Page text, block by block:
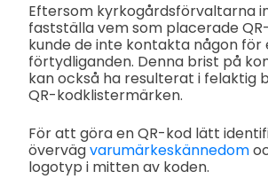
Eftersom kyrkogårdsförvaltarna
fastställa vem som placerade
kunde de inte kontakta någon för
förtydliganden. Denna brist på
kan också ha resulterat i felaktig
QR-kodklistermärken.
För att göra en QR-kod lätt
övervägvarumärkeskännedom
logotyp i mitten av koden.